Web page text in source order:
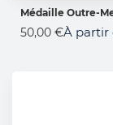
AJOUTER AU
Médaille Outre-
50,00 €À partir